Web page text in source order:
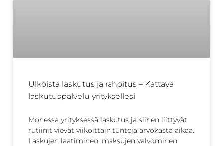
Ulkoista laskutus ja rahoitus – Kattava
laskutuspalvelu yrityksellesi
Monessa yrityksessä laskutus ja siihen liittyvät
rutiinit vievät viikoittain tunteja arvokasta aikaa.
Laskujen laatiminen, maksujen valvominen,